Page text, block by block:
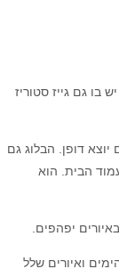
בו גם גייז סטוריז
יוצא דופן. הבלוג גם
הבית. הוא
יפהפים.
ואיורים שלל